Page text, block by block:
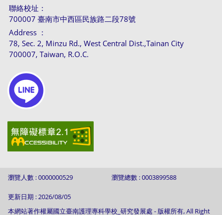
聯絡校址：
700007 臺南市中西區民族路二段78號
Address ：
78, Sec. 2, Minzu Rd., West Central Dist.,Tainan City
700007, Taiwan, R.O.C.
瀏覽人數 : 0000000529 瀏覽總數 : 0003899588
更新日期 : 2026/08/05
本網站著作權屬國立臺南護理專科學校_研究發展處 - 版權所有, All Right